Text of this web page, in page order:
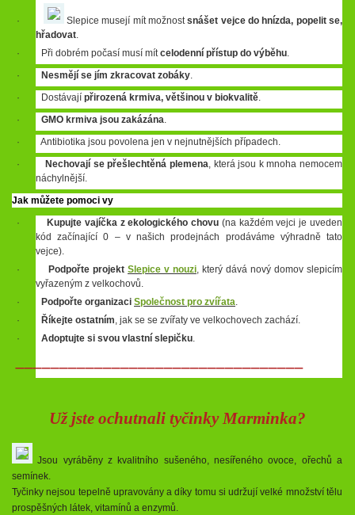
· Slepice musejí mít možnostsnášet vejce do hnízda, popelit se,
hřadovat.
· Při dobrém počasí musí mítcelodenní přístup do výběhu.
·
Nesmějí se jím zkracovat zobáky.
· Dostávají přirozená krmiva, většinou v biokvalitě.
· GMO krmiva jsou zakázána.
· Antibiotika jsou povolena jen v nejnutnějších případech.
·
Nechovají se přešlechtěná plemena, která jsou k mnoha nemocem
náchylnější.
Jak můžete pomoci vy
·
Kupujte vajíčka z ekologického chovu (na každém vejci je uveden
kód začínající 0 – v našich prodejnách prodáváme výhradně tato
vejce).
·
Podpořte projekt Slepice v nouzi, který dává nový domov slepicím
vyřazeným z velkochovů.
·
Podpořte organizaci Společnost pro zvířata.
·
Říkejte ostatním, jak se se zvířaty ve velkochovech zachází.
· Adoptujte si svou vlastní slepičku.
Už jste ochutnali tyčinky Marminka?
Jsou vyráběny z kvalitního sušeného, nesířeného ovoce, ořechů a
semínek.
Tyčinky nejsou tepelně upravovány a díky tomu si udržují velké množství tělu
prospěšných látek, vitamínů a enzymů.